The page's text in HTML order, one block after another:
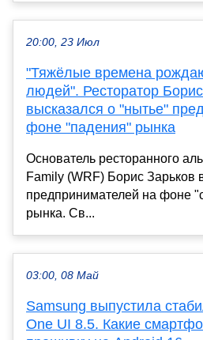
20:00, 23 Июл
"Тяжёлые времена
людей". Ресторатор
высказался о "нытье"
фоне "падения" рынка
Основатель ресторанного
Family (WRF) Борис Зарьков
предпринимателей на фоне
рынка. Св...
03:00, 08 Май
Samsung выпустила
One UI 8.5. Какие